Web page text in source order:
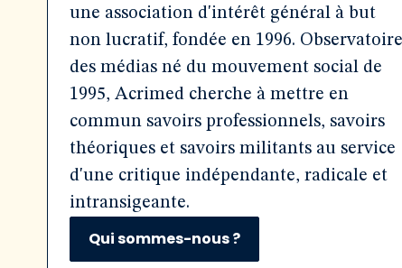
une association d'intérêt général à but
non lucratif, fondée en 1996. Observatoire
des médias né du mouvement social de
1995, Acrimed cherche à mettre en
commun savoirs professionnels, savoirs
théoriques et savoirs militants au service
d'une critique indépendante, radicale et
intransigeante.
Qui sommes-nous ?